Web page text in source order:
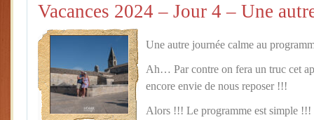
Vacances 2024 – Jour 4 – Une
Une autre journée calme au
Ah… Par contre on fera un truc cet
encore envie de nous reposer !!!
Alors !!! Le programme est simple !!!